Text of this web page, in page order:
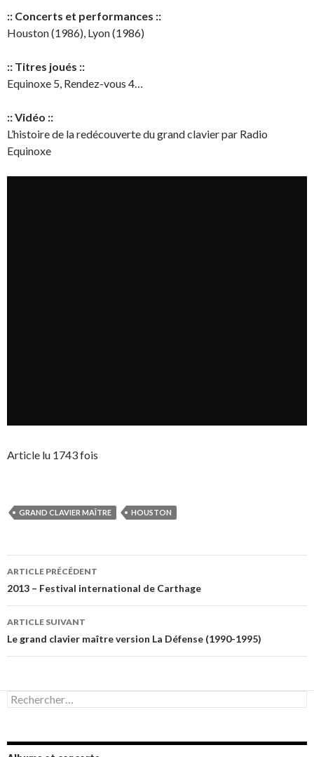
:: Concerts et performances ::
Houston (1986), Lyon (1986)
:: Titres joués ::
Equinoxe 5, Rendez-vous 4…
:: Vidéo ::
L’histoire de la redécouverte du grand clavier par Radio
Equinoxe
Article lu 1743 fois
GRAND CLAVIER MAÎTRE HOUSTON
Navigation
des
articles
ARTICLE PRÉCÉDENT
2013 – Festival international de Carthage
ARTICLE SUIVANT
Le grand clavier maître version La Défense (1990-1995)
Rechercher :